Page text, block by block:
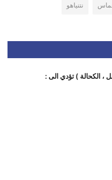
نتنياهو
، الكحالة ) تؤدي الى :